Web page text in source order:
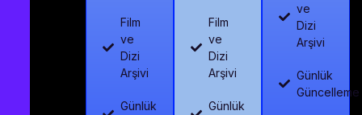
Film
ve
Dizi
Arşivi
Günlük
Film
ve
Dizi
Arşivi
Günlük
ve
Dizi
Arşivi
Günlük
Güncelleme